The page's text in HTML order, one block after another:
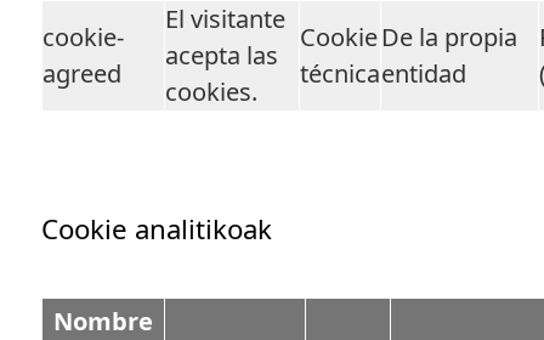
cookie-
agreed
El visitante
acepta las
cookies.
Cookie
técnica
De la propia
entidad
Cookie analitikoak
Nombre